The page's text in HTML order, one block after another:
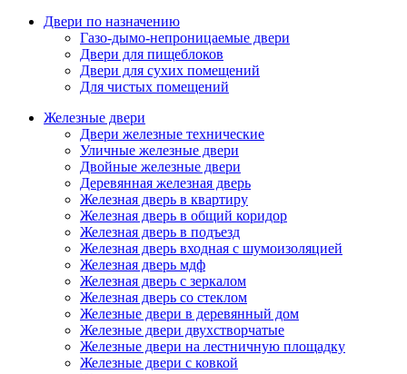
Двери по назначению
Газо-дымо-непроницаемые двери
Двери для пищеблоков
Двери для сухих помещений
Для чистых помещений
Железные двери
Двери железные технические
Уличные железные двери
Двойные железные двери
Деревянная железная дверь
Железная дверь в квартиру
Железная дверь в общий коридор
Железная дверь в подъезд
Железная дверь входная с шумоизоляцией
Железная дверь мдф
Железная дверь с зеркалом
Железная дверь со стеклом
Железные двери в деревянный дом
Железные двери двухстворчатые
Железные двери на лестничную площадку
Железные двери с ковкой